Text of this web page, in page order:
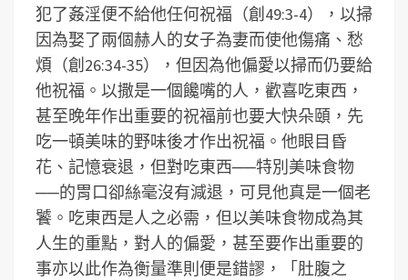
犯了姦淫便不給他任何祝福（創49:3-4），以掃
因為娶了兩個赫人的女子為妻而使他傷痛、愁
煩（創26:34-35），但因為他偏愛以掃而仍要給
他祝福。以撒是一個饞嘴的人，歡喜吃東西，
甚至晚年作出重要的祝福前也要大快朵頤，先
吃一頓美味的野味後才作出祝福。他眼目昏
花、記憶衰退，但對吃東西──特別美味食物
──的胃口卻絲毫沒有減退，可見他真是一個老
饕。吃東西是人之必需，但以美味食物成為其
人生的重點，對人的偏愛，甚至要作出重要的
事亦以此作為衡量準則便是錯謬，「肚腹之